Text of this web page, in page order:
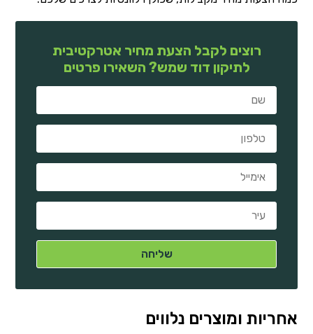
רוצים לקבל הצעת מחיר אטרקטיבית
לתיקון דוד שמש? השאירו פרטים
אחריות ומוצרים נלווים